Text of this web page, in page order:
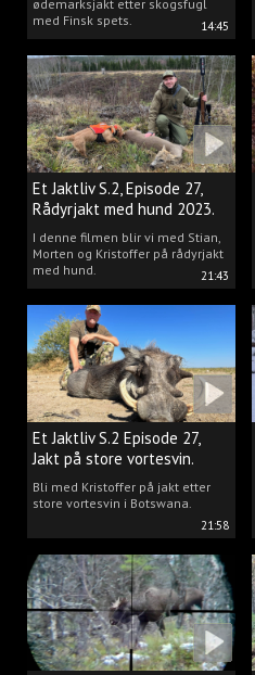
14:45
ødemarksjakt etter skogsfugl
med Finsk spets.
21:43
Et Jaktliv S.2, Episode 27,
Rådyrjakt med hund 2023.
I denne filmen blir vi med Stian,
Morten og Kristoffer på rådyrjakt
med hund.
21:58
Et Jaktliv S.2 Episode 27,
Jakt på store vortesvin.
Bli med Kristoffer på jakt etter
store vortesvin i Botswana.